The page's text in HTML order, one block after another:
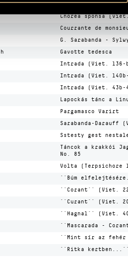
Chorea polonica
Chorea sponsa
Courrante de
G. Sarabanda -
Gavotte tedesca
Intrada (Viet. 136-
Intrada (Viet. 140b-
Intrada (Viet. 43b-
Lapockás tánc a
Pargamasco Varirt
Sarabanda-Darauff
Sstesty gest
Táncok a krakkói
No. 85
Volta (Terpsichore
´´Búm
´´Corant´´ (Viet.
´´Curant´´ (Viet.
´´Hagnal´´ (Viet.
´´Mascarada -
´´Mint sír az
´´Ritka